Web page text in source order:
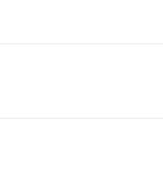
भी बढ़ते हैं।2
भी है, तो यह बुखार शायद
एलर्जी से बुखार नहीं आता है।